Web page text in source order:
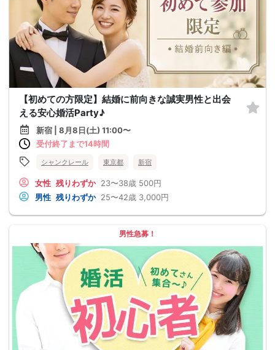
【初めての方限定】結婚に前向きな誠実男性と出会
える安心婚活Party♪
新宿 | 8月8日(土) 11:00〜
受付終了まで14時間
シャンクレール 東京都 新宿
女性 残りわずか 23〜38歳 500円
男性 残りわずか 25〜42歳 3,000円
男性急募！